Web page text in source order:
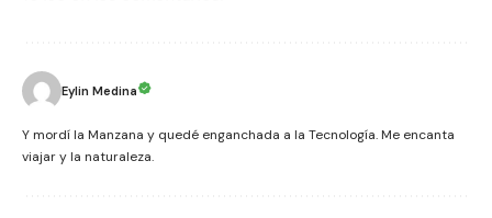
Eylin Medina
Y mordí la Manzana y quedé enganchada a la Tecnología. Me encanta
viajar y la naturaleza.